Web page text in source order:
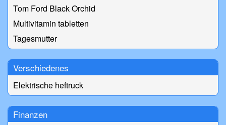
Tom Ford Black Orchid
Multivitamin tabletten
Tagesmutter
Verschiedenes
Elektrische heftruck
Finanzen